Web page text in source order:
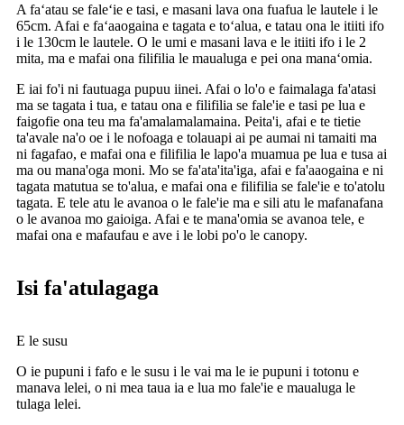
A faʻatau se faleʻie e tasi, e masani lava ona fuafua le lautele i le
65cm. Afai e faʻaaogaina e tagata e toʻalua, e tatau ona le itiiti ifo
i le 130cm le lautele. O le umi e masani lava e le itiiti ifo i le 2
mita, ma e mafai ona filifilia le maualuga e pei ona manaʻomia.
E iai fo'i ni fautuaga pupuu iinei. Afai o lo'o e faimalaga fa'atasi
ma se tagata i tua, e tatau ona e filifilia se fale'ie e tasi pe lua e
faigofie ona teu ma fa'amalamalamaina. Peita'i, afai e te tietie
ta'avale na'o oe i le nofoaga e tolauapi ai pe aumai ni tamaiti ma
ni fagafao, e mafai ona e filifilia le lapo'a muamua pe lua e tusa ai
ma ou mana'oga moni. Mo se fa'ata'ita'iga, afai e fa'aaogaina e ni
tagata matutua se to'alua, e mafai ona e filifilia se fale'ie e to'atolu
tagata. E tele atu le avanoa o le fale'ie ma e sili atu le mafanafana
o le avanoa mo gaioiga. Afai e te mana'omia se avanoa tele, e
mafai ona e mafaufau e ave i le lobi po'o le canopy.
Isi fa'atulagaga
E le susu
O ie pupuni i fafo e le susu i le vai ma le ie pupuni i totonu e
manava lelei, o ni mea taua ia e lua mo fale'ie e maualuga le
tulaga lelei.